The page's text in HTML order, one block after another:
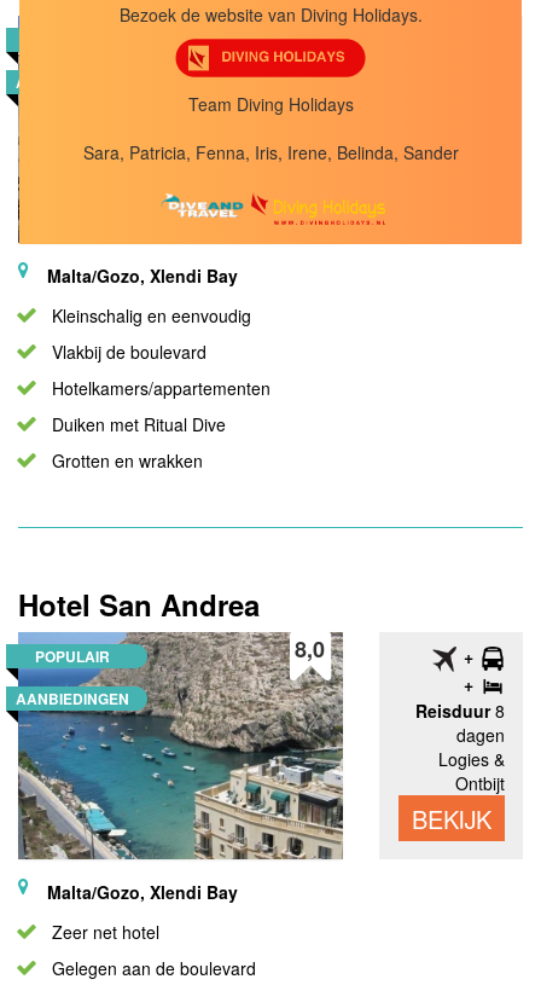
AANBIEDINGEN
8,4
Logies &
Ontbijt
Malta/Gozo, Xlendi Bay
Kleinschalig en eenvoudig
Vlakbij de boulevard
Hotelkamers/appartementen
Duiken met Ritual Dive
Grotten en wrakken
Hotel San Andrea
POPULAIR
AANBIEDINGEN
8,0
Reisduur8
dagen
Logies &
Ontbijt
BEKIJK
Malta/Gozo, Xlendi Bay
Zeer net hotel
Gelegen aan de boulevard
Bezoek de website van Diving Holidays.
Team Diving Holidays
Sara, Patricia, Fenna, Iris, Irene, Belinda, Sander